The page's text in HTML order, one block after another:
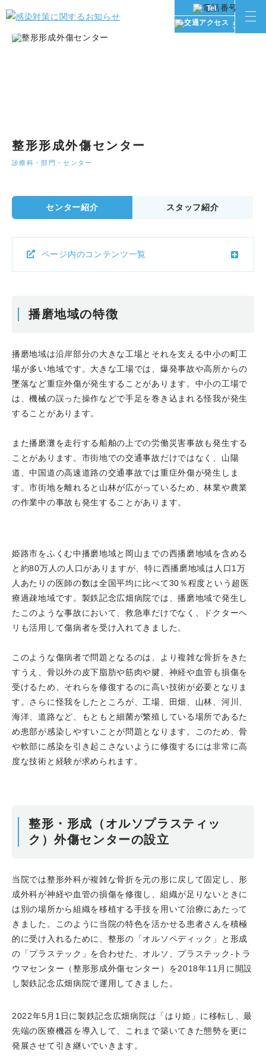
交通アク
Tel
整形形成外傷センター
診療科・部門・センター
センター紹介 スタッフ紹介
ページ内のコンテンツ一覧
播磨地域の特徴
播磨地域は沿岸部分の大きな工場とそれを支える中小の町工
場が多い地域です。大きな工場では、爆発事故や高所からの
墜落など重症外傷が発生することがあります。中小の工場で
は、機械の誤った操作などで手足を巻き込まれる怪我が発生
することがあります。
また播磨灘を走行する船舶の上での労働災害事故も発生する
ことがあります。市街地での交通事故だけではなく、山陽
道、中国道の高速道路の交通事故では重症外傷が発生しま
す。市街地を離れると山林が広がっているため、林業や農業
の作業中の事故も発生することがあります。
姫路市をふくむ中播磨地域と岡山までの西播磨地域を含める
と約80万人の人口がありますが、特に西播磨地域は人口1万
人あたりの医師の数は全国平均に比べて30％程度という超医
療過疎地域です。製鉄記念広畑病院では、播磨地域で発生し
たこのような事故において、救急車だけでなく、ドクターヘ
リも活用して傷病者を受け入れてきました。
このような傷病者で問題となるのは、より複雑な骨折をきた
すうえ、骨以外の皮下脂肪や筋肉や腱、神経や血管も損傷を
受けるため、それらを修復するのに高い技術が必要となりま
す。さらに怪我をしたところが、工場、田畑、山林、河川、
海洋、道路など、もともと細菌が繁殖している場所であるた
め患部が感染しやすいことが問題となります。このため、骨
や軟部に感染を引き起こさないように修復するには非常に高
度な技術と経験が求められます。
整形・形成（オルソプラスティッ
ク）外傷センターの設立
当院では整形外科が複雑な骨折を元の形に戻して固定し、形
成外科が神経や血管の損傷を修復し、組織が足りないときに
は別の場所から組織を移植する手技を用いて治療にあたって
きました。このように当院の特色を活かせる患者さんを積極
的に受け入れるために、整形の「オルソペディック」と形成
の「プラステック」を合わせた、オルソ、プラステック-トラ
ウマセンター（整形形成外傷センター）を2018年11月に開設
し製鉄記念広畑病院で運用してきました。
2022年5月1日に製鉄記念広畑病院は「はり姫」に移転し、最
先端の医療機器を導入して、これまで築いてきた態勢を更に
発展させて引き継いでいきます。